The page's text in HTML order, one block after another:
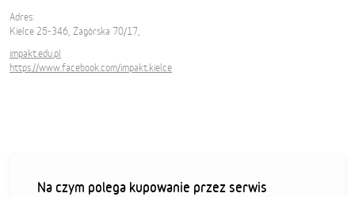
Adres:
Kielce 25-346, Zagórska 70/17,
impakt.edu.pl
https://www.facebook.com/impakt.kielce
Na czym polega kupowanie przez serwis